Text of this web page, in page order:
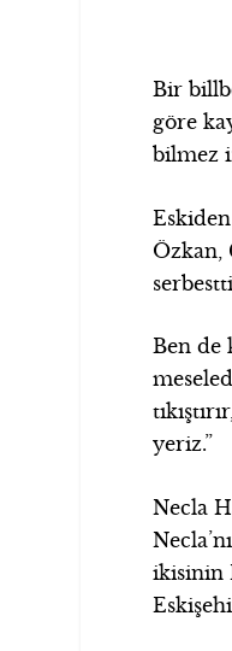
Bir
göre
bilmez
Özkan,
Ben de
yeriz.”
Necla
ikisinin